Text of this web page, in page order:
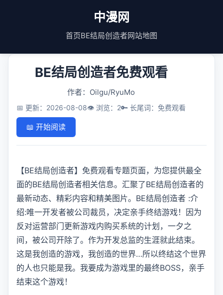
中漫网
首页BE结局创造者网站地图
BE结局创造者免费观看
作者：Oilgu/RyuMo
📅 更新：2026-08-08👁️ 浏览：2🔑 长尾词：免费观看
📖 开始阅读
【BE结局创造者】免费观看专题页面，为您提供最全
面的BE结局创造者相关信息。汇聚了BE结局创造者的
最新动态、精彩内容和精美图片。BE结局创造者 :介
绍:唯一开发者被公司裁员，决定亲手终结游戏！因为
反对运营部门更新游戏内购买系统的计划，一夕之
间，被公司开除了。作为开发总监的生涯就此结束。
这是我创造的游戏，我创造的世界…所以终结这个世界
的人也只能是我。我要成为游戏里的最终BOSS，亲手
结束这个游戏！